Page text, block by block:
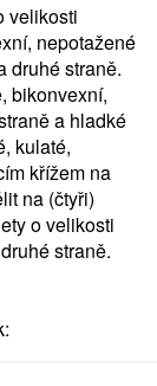
na kteroukoliv
přípravku
(problém s
poraďte
velikosti
nepotažené
druhé straně.
bikonvexní,
a hladké
kulaté,
křížem na
na (čtyři)
o velikosti
straně.